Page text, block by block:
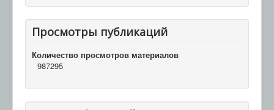
Просмотры публикаций
Количество просмотров материалов
987295